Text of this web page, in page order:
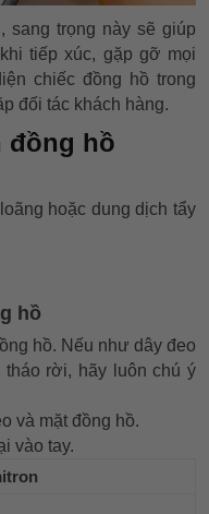
sang trọng này sẽ giúp
tiếp xúc, gặp gỡ mọi
chiếc đồng hồ trong
đối tác khách hàng.
đồng hồ
hoặc dung dịch tẩy
hồ
hồ. Nếu như dây đeo
rời, hãy luôn chú ý
và mặt đồng hồ.
vào tay.